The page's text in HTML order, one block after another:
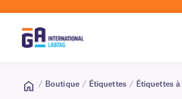
/ Boutique / Étiquettes / Étiquettes à